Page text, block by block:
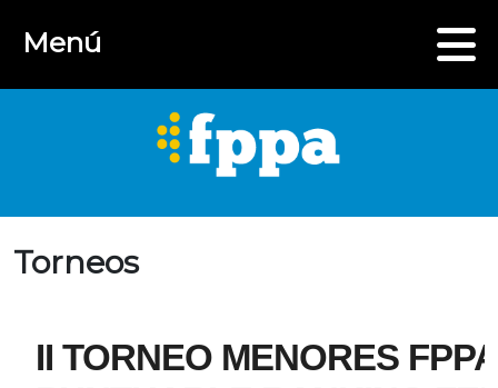
Menú
Torneos